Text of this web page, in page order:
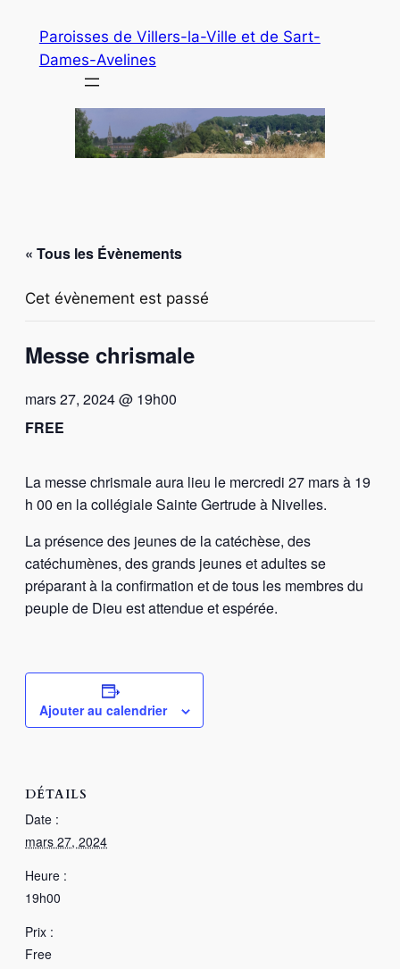
Paroisses de Villers-la-Ville et de Sart-
Dames-Avelines
« Tous les Évènements
Cet évènement est passé
Messe chrismale
mars 27, 2024 @ 19h00
FREE
La messe chrismale aura lieu le mercredi 27 mars à 19
h 00 en la collégiale Sainte Gertrude à Nivelles.
La présence des jeunes de la catéchèse, des
catéchumènes, des grands jeunes et adultes se
préparant à la confirmation et de tous les membres du
peuple de Dieu est attendue et espérée.
Ajouter au calendrier
DÉTAILS
Date :
mars 27, 2024
Heure :
19h00
Prix :
Free